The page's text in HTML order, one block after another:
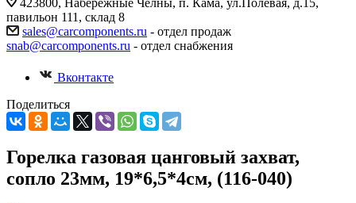
423800, Набережные Челны, п. Кама, ул.Полевая, д.15,
павильон 111, склад 8
sales@carcomponents.ru - отдел продаж
snab@carcomponents.ru - отдел снабжения
Вконтакте
Поделиться
Горелка газовая цанговый захват,
сопло 23мм, 19*6,5*4см, (116-040)